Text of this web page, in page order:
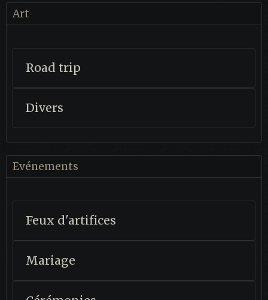
Art
Road trip
Divers
Evénements
Feux d'artifices
Mariage